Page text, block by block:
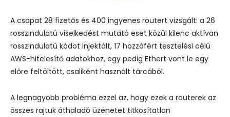
A csapat 28 fizetős és 400 ingyenes routert vizsgált: a 26
rosszindulatú viselkedést mutató eset közül kilenc aktívan
rosszindulatú kódot injektált, 17 hozzáfért tesztelési célú
AWS-hitelesítő adatokhoz, egy pedig Ethert vont le egy
előre feltöltött, csaliként használt tárcából.
A legnagyobb probléma ezzel az, hogy ezek a routerek az
összes rajtuk áthaladó üzenetet titkosítatlan